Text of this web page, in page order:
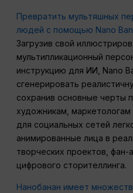
Превратить мультяшных
людей с помощью Nano
Загрузив свой
мультипликационный
инструкцию для ИИ, Nano
сгенерировать
сохранив основные черты
художникам,
для социальных сетей
анимированные лица в
творческих проектов, фан-
цифрового сторителлинга.
Нанобанан имеет